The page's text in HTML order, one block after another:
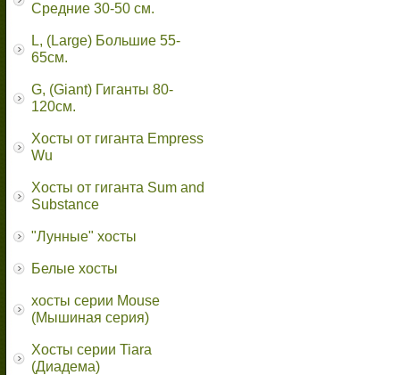
Средние 30-50 см.
L, (Large) Большие 55-
65cм.
G, (Giant) Гиганты 80-
120см.
Хосты от гиганта Empress
Wu
Хосты от гиганта Sum and
Substance
"Лунные" хосты
Белые хосты
хосты серии Mouse
(Мышиная серия)
Хосты серии Tiara
(Диадема)